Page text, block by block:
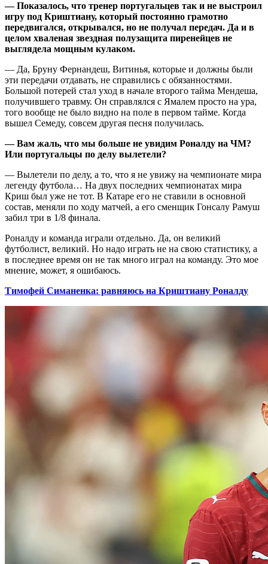
— Показалось, что тренер португальцев так и не выстроил
игру под Криштиану, который постоянно грамотно
передвигался, открывался, но не получал передач. Да и в
целом хваленая звездная полузащита пиренейцев не
выглядела мощным кулаком.
— Да, Бруну Фернандеш, Витинья, которые и должны были
эти передачи отдавать, не справились с обязанностями.
Большой потерей стал уход в начале второго тайма Мендеша,
получившего травму. Он справлялся с Ямалем просто на ура,
того вообще не было видно на поле в первом тайме. Когда
вышел Семеду, совсем другая песня получилась.
— Вам жаль, что мы больше не увидим Роналду на ЧМ?
Или португальцы по делу вылетели?
— Вылетели по делу, а то, что я не увижу на чемпионате мира
легенду футбола… На двух последних чемпионатах мира
Криш был уже не тот. В Катаре его не ставили в основной
состав, меняли по ходу матчей, а его сменщик Гонсалу Рамуш
забил три в 1/8 финала.
Роналду и команда играли отдельно. Да, он великий
футболист, великий. Но надо играть не на свою статистику, а
в последнее время он не так много играл на команду. Это мое
мнение, может, я ошибаюсь.
Тимофей Симаненка: равняюсь на Криштиану Роналду